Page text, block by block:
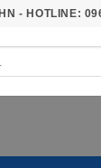
- HOTLINE: